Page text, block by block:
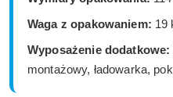
Waga z opakowaniem: 19
Wyposażenie dodatkowe:
montażowy, ładowarka,